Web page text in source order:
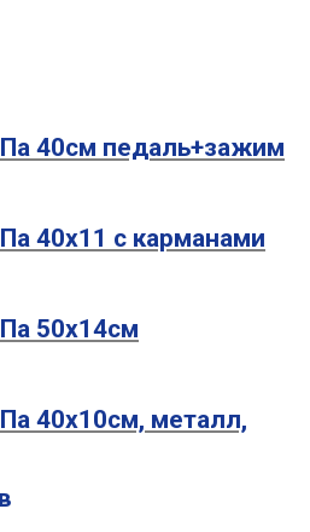
40см педаль+зажим
40х11 с карманами
50х14см
40х10см, металл,